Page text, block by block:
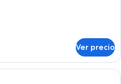
Ver precio
Una mesa con una lámpara, cubos